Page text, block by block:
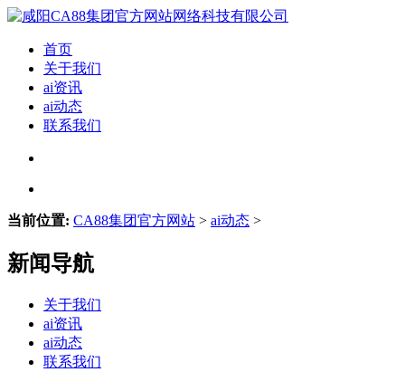
首页
关于我们
ai资讯
ai动态
联系我们
当前位置: CA88集团官方网站 > ai动态 >
新闻导航
关于我们
ai资讯
ai动态
联系我们